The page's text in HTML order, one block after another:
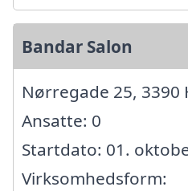
Bandar Salon
Nørregade 25, 3390
Ansatte: 0
Startdato: 01.
Virksomhedsform: